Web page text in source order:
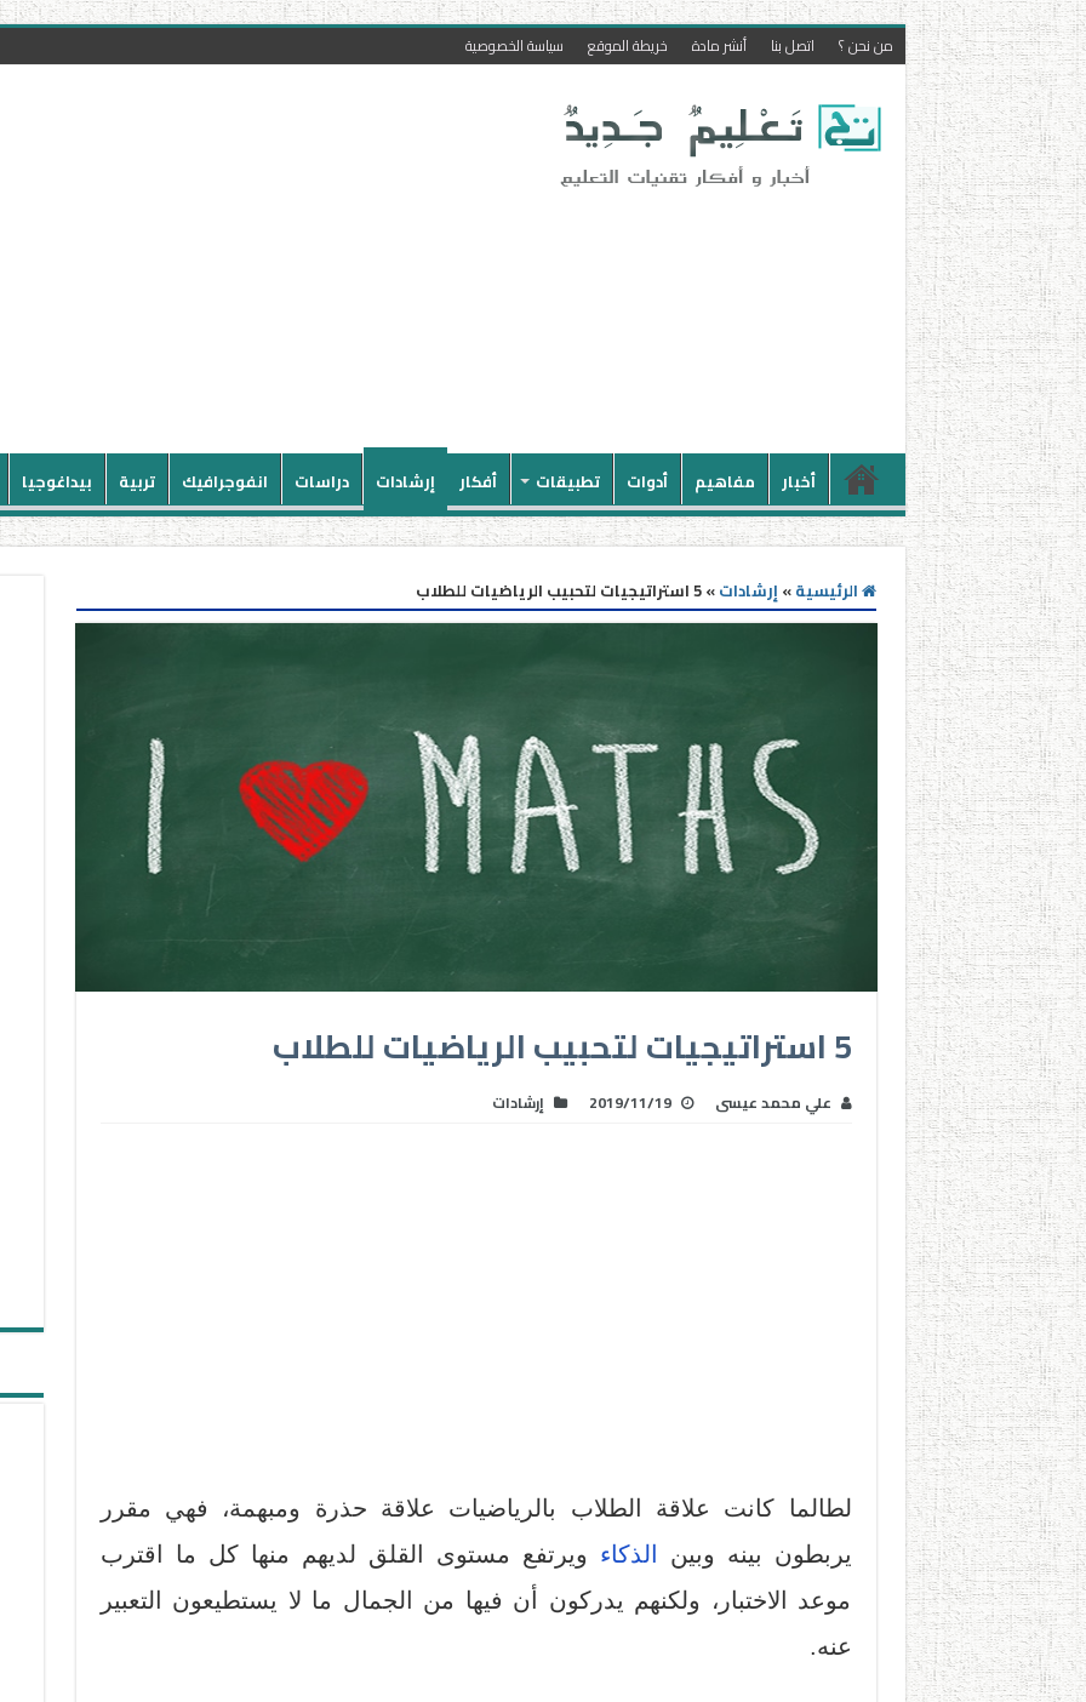
من نحن ؟ اتصل بنا أنشر مادة خريطة الموقع سياسة الخصوصية
أخبار مفاهيم أدوات تطبيقات أفكار إرشادات دراسات انفوجرافيك تربية بيداغوجيا
الرئيسية» إرشادات»5 استراتيجيات لتحبيب الرياضيات للطلاب
5 استراتيجيات لتحبيب الرياضيات للطلاب
علي محمد عيسى 2019/11/19 إرشادات
لطالما كانت علاقة الطلاب بالرياضيات علاقة حذرة ومبهمة، فهي مقرر
يربطون بينه وبين
الذكاء ويرتفع مستوى القلق لديهم منها كل ما اقترب
موعد الاختبار، ولكنهم يدركون أن فيها من الجمال ما لا يستطيعون التعبير
عنه.